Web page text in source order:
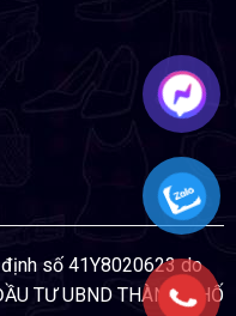
số 41Y8020623 do
TƯ UBND THÀNH PHỐ